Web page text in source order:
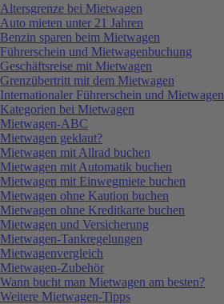
Altersgrenze bei Mietwagen
Auto mieten unter 21 Jahren
Benzin sparen beim Mietwagen
Führerschein und Mietwagenbuchung
Geschäftsreise mit Mietwagen
Grenzübertritt mit dem Mietwagen
Internationaler Führerschein und Mietwagen
Kategorien bei Mietwagen
Mietwagen-ABC
Mietwagen geklaut?
Mietwagen mit Allrad buchen
Mietwagen mit Automatik buchen
Mietwagen mit Einwegmiete buchen
Mietwagen ohne Kaution buchen
Mietwagen ohne Kreditkarte buchen
Mietwagen und Versicherung
Mietwagen-Tankregelungen
Mietwagenvergleich
Mietwagen-Zubehör
Wann bucht man Mietwagen am besten?
Weitere Mietwagen-Tipps